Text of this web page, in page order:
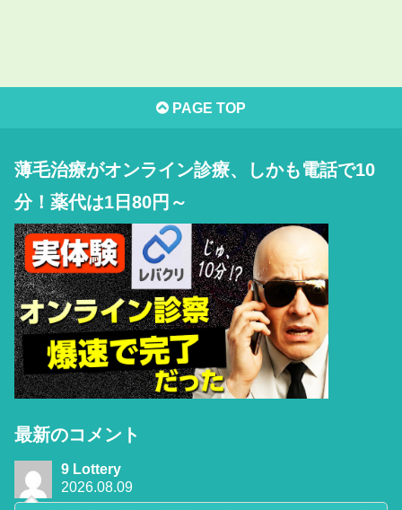
PAGE TOP
薄毛治療がオンライン診療、しかも電話で10
分！薬代は1日80円～
最新のコメント
9 Lottery
2026.08.09